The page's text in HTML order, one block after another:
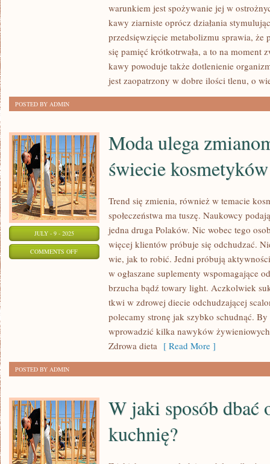
NATURALNE
warunkiem jest spożywanie jej w
kawy ziarniste oprócz działania
przedsięwzięcie metabolizmu sprawia, że
się pamięć krótkotrwała, a to na moment
kawy powoduje także dotlenienie
jest zaopatrzony w dobre ilości tlenu, o
POSTED BY ADMIN
JULY - 9 - 2025
COMMENTS OFFON
Moda ulega
świecie kosmetyków
Trend się zmienia, również w temacie
społeczeństwa ma tuszę. Naukowcy
jedna druga Polaków. Nic wobec tego
więcej klientów próbuje się odchudzać.
wie, jak to robić. Jedni próbują
w ogłaszane suplementy wspomagające
brzucha bądź towary light. Aczkolwiek
tkwi w zdrowej diecie odchudzającej
polecamy stronę jak szybko schudnąć.
wprowadzić kilka nawyków
Zdrowa dieta [ Read More ]
POSTED BY ADMIN
W jaki sposób dbać
kuchnię?